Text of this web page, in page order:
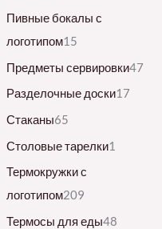
Пивные бокалы с
логотипом15
Предметы сервировки47
Разделочные доски17
Стаканы65
Столовые тарелки1
Термокружки с
логотипом209
Термосы для еды48